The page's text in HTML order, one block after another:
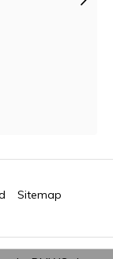
Sitemap